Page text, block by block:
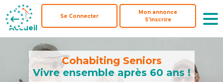
Accueil
Se Connecter
Mon annonce
S'inscrire
Accueil
Se Connecter
Mon annonce
S'inscrire
Cohabiting Seniors
Vivre ensemble après 60 ans !